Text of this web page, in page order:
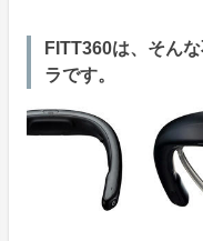
FITT360は、そん
ラです。